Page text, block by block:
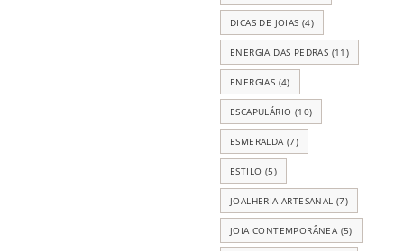
DICAS DE JOIAS (4)
ENERGIA DAS PEDRAS (11)
ENERGIAS (4)
ESCAPULÁRIO (10)
ESMERALDA (7)
ESTILO (5)
JOALHERIA ARTESANAL (7)
JOIA CONTEMPORÂNEA (5)